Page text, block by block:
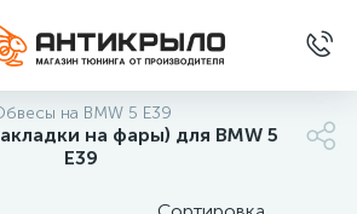
на BMW 5 E39
на фары) для BMW 5
E39